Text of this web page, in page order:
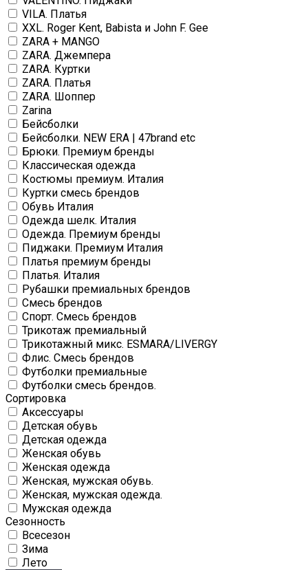
VILA. Платья
XXL. Roger Kent, Babista и John F. Gee
ZARA + MANGO
ZARA. Джемпера
ZARA. Куртки
ZARA. Платья
ZARA. Шоппер
Zarina
Бейсболки
Бейсболки. NEW ERA | 47brand etc
Брюки. Премиум бренды
Классическая одежда
Костюмы премиум. Италия
Куртки смесь брендов
Обувь Италия
Одежда шелк. Италия
Одежда. Премиум бренды
Пиджаки. Премиум Италия
Платья премиум бренды
Платья. Италия
Рубашки премиальных брендов
Смесь брендов
Спорт. Смесь брендов
Трикотаж премиальный
Трикотажный микс. ESMARA/LIVERGY
Флис. Смесь брендов
Футболки премиальные
Футболки смесь брендов.
Сортировка
Аксессуары
Детская обувь
Детская одежда
Женская обувь
Женская одежда
Женская, мужская обувь.
Женская, мужская одежда.
Мужская одежда
Сезонность
Всесезон
Зима
Лето